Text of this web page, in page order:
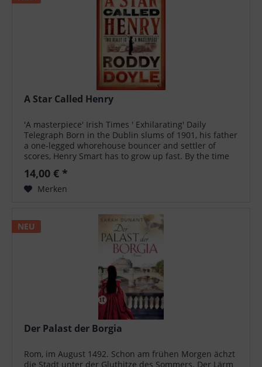
A Star Called Henry
'A masterpiece' Irish Times ' Exhilarating' Daily
Telegraph Born in the Dublin slums of 1901, his father
a one-legged whorehouse bouncer and settler of
scores, Henry Smart has to grow up fast. By the time
he can walk he's out robbing and...
14,00 € *
Merken
NEU
Der Palast der Borgia
Rom, im August 1492. Schon am frühen Morgen ächzt
die Stadt unter der Gluthitze des Sommers. Der Lärm